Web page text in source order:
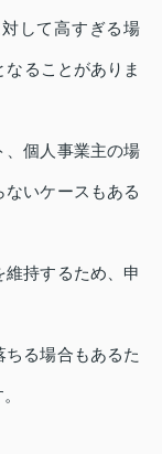
して高すぎる場
ることがありま
、個人事業主の場
いケースもある
持するため、申
る場合もあるた